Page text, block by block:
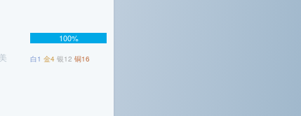
100%
白1 金4 银12 铜16